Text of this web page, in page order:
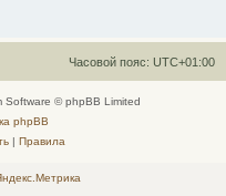
Часовой пояс: UTC+01:00
Software © phpBB Limited
phpBB
| Правила